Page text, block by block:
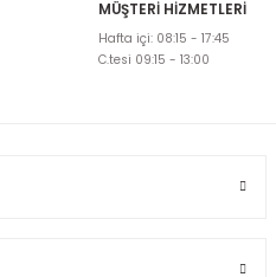
görüntülenemiyor.
bulunuyor.
MÜŞTERİ HİZMETLERİ
Hafta içi: 08:15 - 17:45
C.tesi 09:15 - 13:00